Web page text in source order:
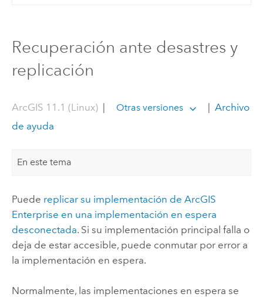
Recuperación ante desastres y
replicación
ArcGIS 11.1 (Linux)| Otras versiones
Archivo
de ayuda
En este tema
Puede replicar su implementación de ArcGIS
Enterprise en una implementación en espera
desconectada. Si su implementación principal falla o
deja de estar accesible, puede conmutar por error a
la implementación en espera.
Normalmente, las implementaciones en espera se